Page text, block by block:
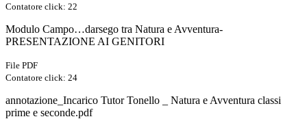
Contatore click: 22
Modulo Campo…darsego tra Natura e Avventura-
PRESENTAZIONE AI GENITORI
File PDF
Contatore click: 24
annotazione_Incarico Tutor Tonello _ Natura e Avventura classi
prime e seconde.pdf